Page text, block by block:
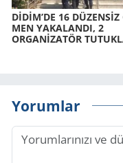
DİDİM’DE 16
MEN YA­KA­LAN­DI, 2
ORGANİZATÖR
Yorumlar